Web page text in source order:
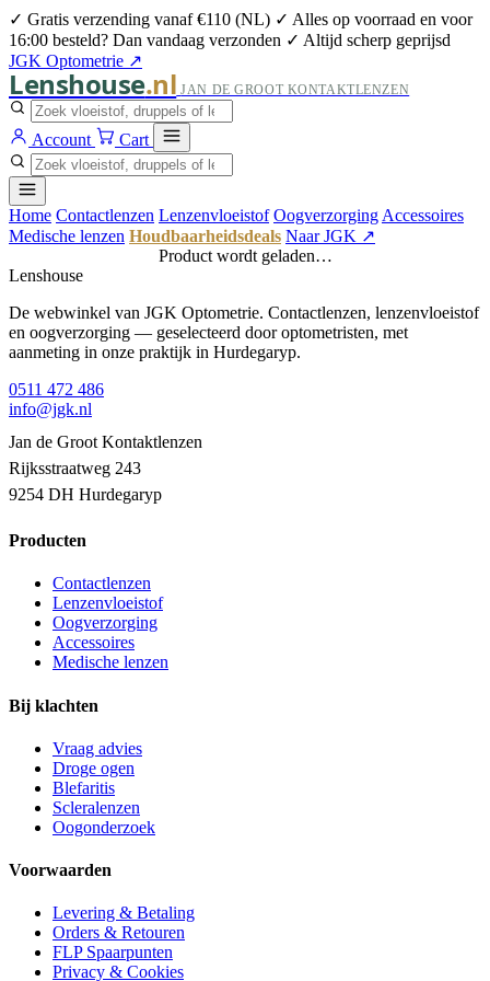
✓ Gratis verzending vanaf €110 (NL) ✓ Alles op voorraad en voor
16:00 besteld? Dan vandaag verzonden ✓ Altijd scherp geprijsd
JGK Optometrie ↗
Lenshouse.nl JAN DE GROOT KONTAKTLENZEN
Account Cart
Home Contactlenzen Lenzenvloeistof Oogverzorging Accessoires
Medische lenzen Houdbaarheidsdeals Naar JGK ↗
Product wordt geladen…
Lenshouse
De webwinkel van JGK Optometrie. Contactlenzen, lenzenvloeistof
en oogverzorging — geselecteerd door optometristen, met
aanmeting in onze praktijk in Hurdegaryp.
0511 472 486
info@jgk.nl
Jan de Groot Kontaktlenzen
Rijksstraatweg 243
9254 DH Hurdegaryp
Producten
Contactlenzen
Lenzenvloeistof
Oogverzorging
Accessoires
Medische lenzen
Bij klachten
Vraag advies
Droge ogen
Blefaritis
Scleralenzen
Oogonderzoek
Voorwaarden
Levering & Betaling
Orders & Retouren
FLP Spaarpunten
Privacy & Cookies